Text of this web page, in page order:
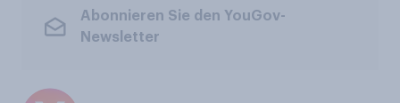
Abonnieren Sie den YouGov-
Newsletter